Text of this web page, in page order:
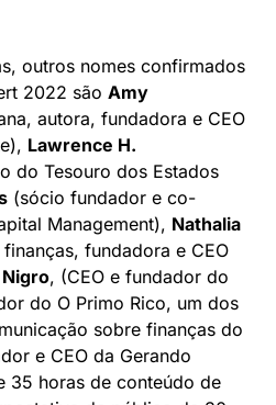
evento de conteúdo
a cada ano, trazendo
as da Serena, assim
e especialistas do
com o público
principais temas da
da Serena nesta edição
evento”, afirma
outros nomes confirmados
2022 sãoAmy
autora, fundadora e CEO